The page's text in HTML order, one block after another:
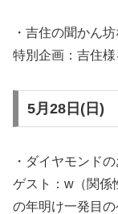
・吉住の聞かん
特別企画：吉住
5月28日(日)
・ダイヤモンド
ゲスト：w（関係
の年明け一発目